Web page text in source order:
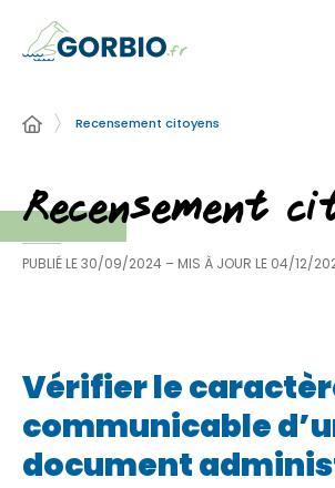
Recensement citoyens
Recensement
PUBLIÉ LE30/09/2024 – MIS À JOUR LE 04/12/
Vérifier le
communicable
document